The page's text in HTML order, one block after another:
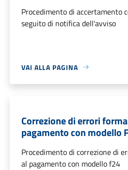
Procedimento di accertamento
seguito di notifica dell'avviso
VAI ALLA PAGINA
Correzione di errori
pagamento con modello
Procedimento di correzione di
al pagamento con modello f24